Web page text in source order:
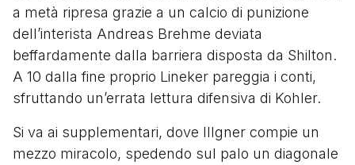
a metà ripresa grazie a un calcio di punizione
dell’interista Andreas Brehme deviata
beffardamente dalla barriera disposta da Shilton.
A 10 dalla fine proprio Lineker pareggia i conti,
sfruttando un’errata lettura difensiva di Kohler.
Si va ai supplementari, dove Illgner compie un
mezzo miracolo, spedendo sul palo un diagonale